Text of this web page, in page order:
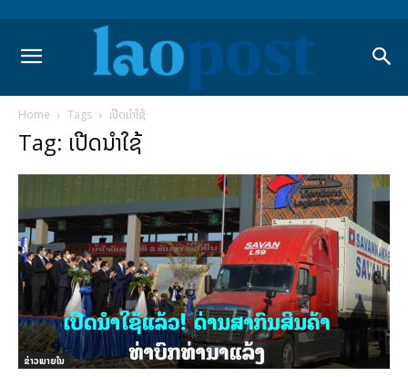
Home Tags ເປີດນຳໃຊ້
Tag: ເປີດນຳໃຊ້
ຂ່າວພາຍ​ໃນ